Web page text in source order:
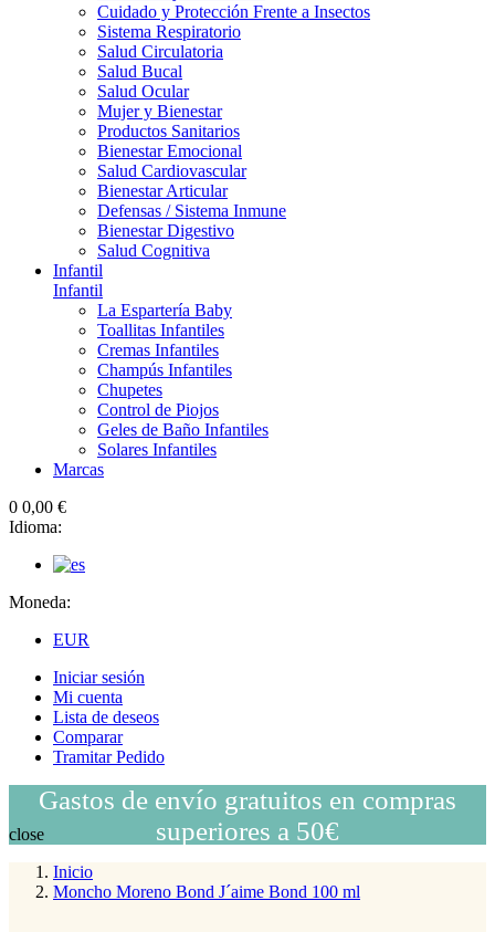
Cuidado y Protección Frente a Insectos
Sistema Respiratorio
Salud Circulatoria
Salud Bucal
Salud Ocular
Mujer y Bienestar
Productos Sanitarios
Bienestar Emocional
Salud Cardiovascular
Bienestar Articular
Defensas / Sistema Inmune
Bienestar Digestivo
Salud Cognitiva
Infantil
Infantil
La Espartería Baby
Toallitas Infantiles
Cremas Infantiles
Champús Infantiles
Chupetes
Control de Piojos
Geles de Baño Infantiles
Solares Infantiles
Marcas
0 0,00 €
Idioma:
Moneda:
EUR
Iniciar sesión
Mi cuenta
Lista de deseos
Comparar
Tramitar Pedido
Gastos de envío gratuitos en compras
superiores a 50€
close
Inicio
Moncho Moreno Bond J´aime Bond 100 ml